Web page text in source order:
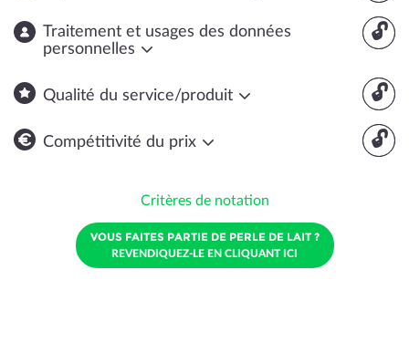
🔓
Traitement et usages des données
personnelles
🔓
Qualité du service/produit
🔓
Compétitivité du prix
Critères de notation
VOUS FAITES PARTIE DE PERLE DE LAIT ?
REVENDIQUEZ-LE EN CLIQUANT ICI